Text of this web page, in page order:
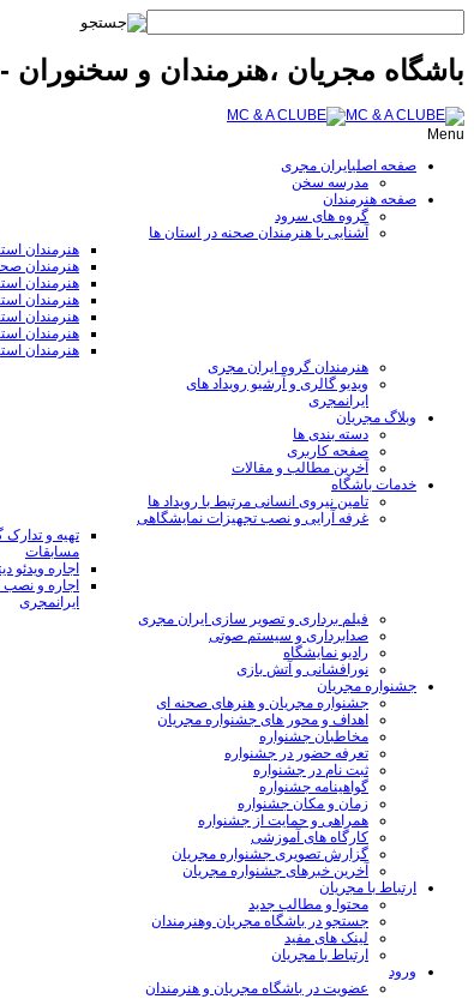
باشگاه مجریان ،هنرمندان و سخنوران - MC & A CLUBE
Menu
صفحه اصلیایران مجری
مدرسه سخن
صفحه هنرمندان
گروه های سرود
آشنایی با هنرمندان صحنه در استان ها
هنرمندان
هنرمندان
هنرمندان
هنرمندان
هنرمندان
هنرمندان
هنرمندان
هنرمندان گروه ایران مجری
ویدیو گالری و آرشیو رویداد های
ایرانمجری
وبلاگ مجریان
دسته بندی ها
صفحه کاربری
آخرین مطالب و مقالات
خدمات باشگاه
تامین نیروی انسانی مرتبط با رویداد ها
غرفه آرایی و نصب تجهیزات نمایشگاهی
تهیه و
مسابقات
اجاره ویدئو
اجاره و نصب
ایرانمجری
فیلم برداری و تصویر سازی ایران مجری
صدابرداری و سیستم صوتی
رادیو نمایشگاه
نورافشانی و آتش بازی
جشنواره مجریان
جشنواره مجریان و هنرهای صحنه ای
اهداف و محور های جشنواره مجریان
مخاطبان جشنواره
تعرفه حضور در جشنواره
ثبت نام در جشنواره
گواهینامه جشنواره
زمان و مکان جشنواره
همراهی و حمایت از جشنواره
کارگاه های آموزشی
گزارش تصویری جشنواره مجریان
آخرین خبرهای جشنواره مجریان
ارتباط با مجریان
محتوا و مطالب جدید
جستجو در باشگاه مجریان وهنرمندان
لینک های مفید
ارتباط با مجریان
ورود
عضویت در باشگاه مجریان و هنرمندان